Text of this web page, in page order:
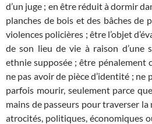
d’un juge ; en être réduit à dormir
planches de bois et des bâches de
violences policières ; être l’objet
de son lieu de vie à raison d’une
ethnie supposée ; être pénalement
ne pas avoir de pièce d’identité ; ne
parfois mourir, seulement parce
mains de passeurs pour traverser
atrocités, politiques, économiques